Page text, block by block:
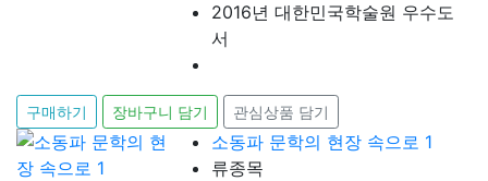
2016년 대한민국학술원 우수도
서
구매하기 장바구니 담기 관심상품 담기
소동파 문학의 현장 속으로 1
류종목